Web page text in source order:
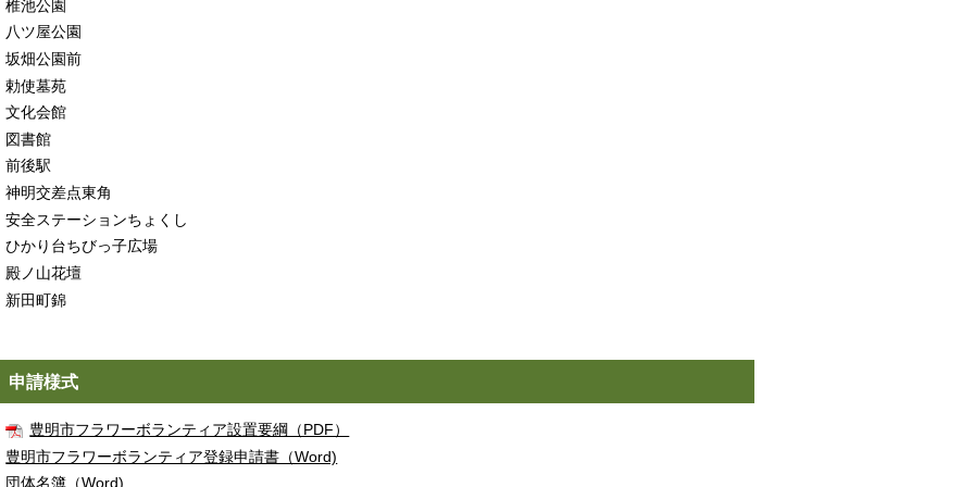
椎池公園
八ツ屋公園
坂畑公園前
勅使墓苑
文化会館
図書館
前後駅
神明交差点東角
安全ステーションちょくし
ひかり台ちびっ子広場
殿ノ山花壇
新田町錦
申請様式
豊明市フラワーボランティア設置要綱（PDF）
豊明市フラワーボランティア登録申請書（Word)
団体名簿（Word)